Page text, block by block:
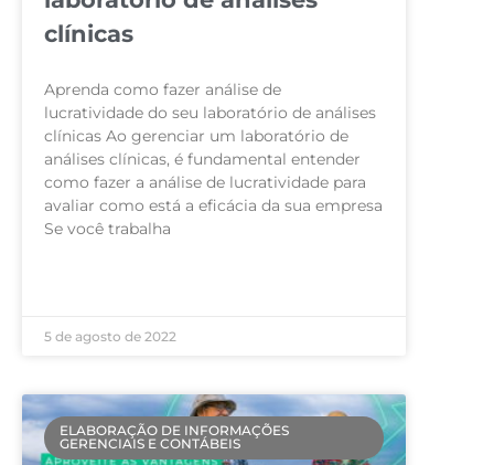
clínicas
Aprenda como fazer análise de
lucratividade do seu laboratório de análises
clínicas Ao gerenciar um laboratório de
análises clínicas, é fundamental entender
como fazer a análise de lucratividade para
avaliar como está a eficácia da sua empresa
Se você trabalha
5 de agosto de 2022
ELABORAÇÃO DE INFORMAÇÕES
GERENCIAIS E CONTÁBEIS